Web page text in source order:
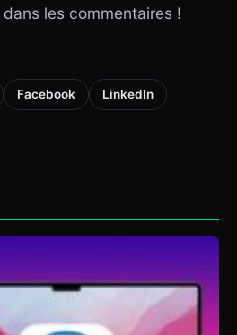
les commentaires !
Facebook LinkedIn